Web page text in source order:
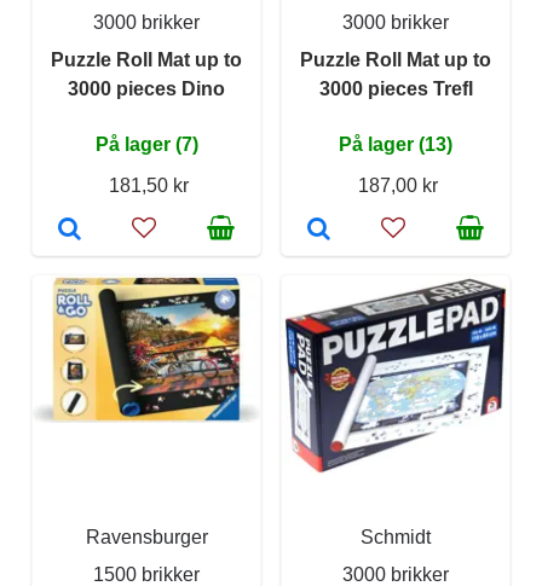
3000 brikker
Puzzle Roll Mat up to
3000 pieces Dino
På lager (7)
181,50 kr
3000 brikker
Puzzle Roll Mat up to
3000 pieces Trefl
På lager (13)
187,00 kr
Ravensburger
1500 brikker
Schmidt
3000 brikker